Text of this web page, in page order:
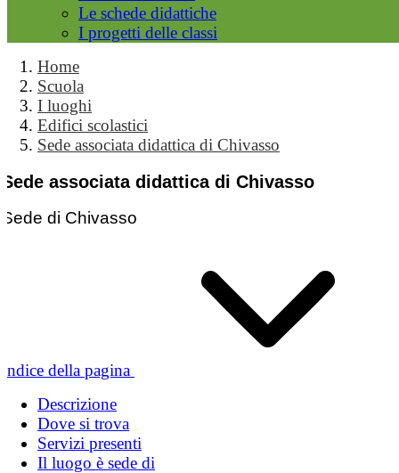
Le schede didattiche
I progetti delle classi
Home
Scuola
I luoghi
Edifici scolastici
Sede associata didattica di Chivasso
Sede associata didattica di Chivasso
Sede di Chivasso
Indice della pagina
Descrizione
Dove si trova
Servizi presenti
Il luogo è sede di